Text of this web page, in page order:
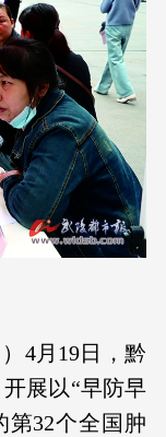
4月19日，黔
展以“早防早
第32个全国肿